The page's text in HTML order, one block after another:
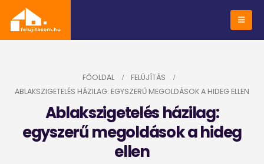
FŐOLDAL
FELÚJÍTÁS
ABLAKSZIGETELÉS HÁZILAG: EGYSZERŰ MEGOLDÁSOK A HIDEG ELLEN
Ablakszigetelés házilag:
egyszerű megoldások a hideg
ellen